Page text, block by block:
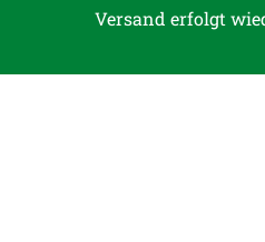
Versand erfolgt